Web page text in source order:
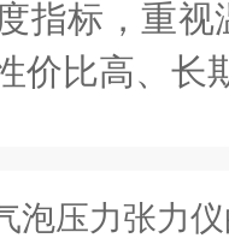
指标，重
价比高、长
泡压力张力